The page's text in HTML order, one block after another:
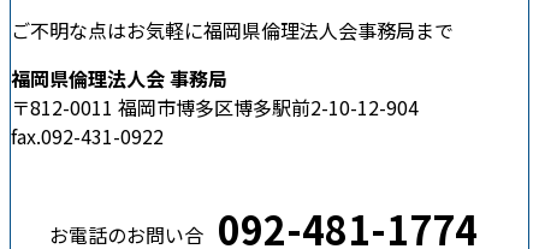
ご不明な点はお気軽に福岡県倫理法人会事務局まで
福岡県倫理法人会 事務局
〒812-0011 福岡市博多区博多駅前2-10-12-904
fax.092-431-0922
お電話のお問い合 092-481-1774